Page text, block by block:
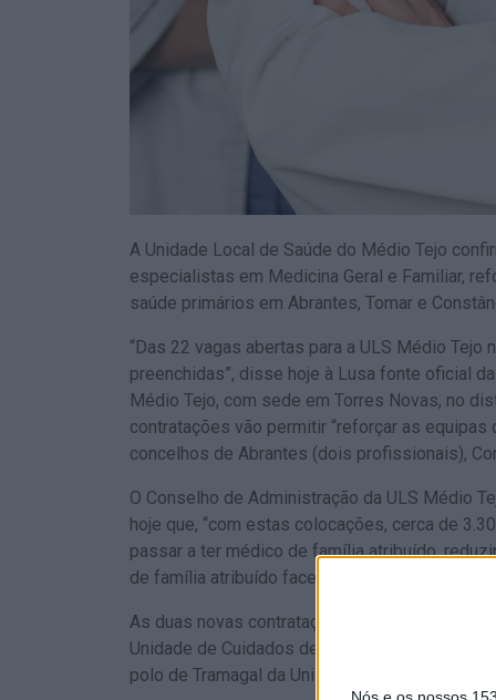
A Unidade Local de Saúde do Médio Tejo
especialistas em Medicina Geral e Familiar,
saúde primários em Abrantes, Tomar e
“Das 22 vagas abertas para a ULS Médio
preenchidas”, disse hoje à Lusa fonte oficial
Médio Tejo, com sede em Torres Novas, no
contratações vão permitir “reforçar as
concelhos de Abrantes (dois profissionais),
O Conselho de Administração da ULS Médio
hoje que, “com estas colocações, cerca de
passar a ter médico de família atribuído,
de família atribuído face ao início de 2025”,
As duas novas contratações direcionadas para
Unidade de Cuidados de Saúde
polo de Tramagal da Unidade de Saúde